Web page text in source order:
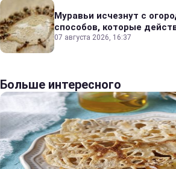
Муравьи исчезнут с
способов, которые
07 августа 2026, 16:37
Больше интересного